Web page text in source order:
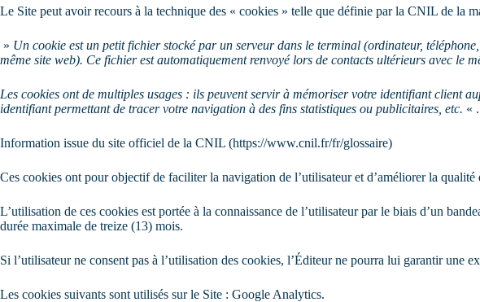
Le Site peut avoir recours à la technique des « cookies » telle que définie par la CNIL de la
» Un cookie est un petit fichier stocké par un serveur dans le terminal (ordinateur,
même site web). Ce fichier est automatiquement renvoyé lors de contacts ultérieurs avec le
Les cookies ont de multiples usages : ils peuvent servir à mémoriser votre identifiant client
identifiant permettant de tracer votre navigation à des fins statistiques ou publicitaires, etc. « .
Information issue du site officiel de la CNIL (https://www.cnil.fr/fr/glossaire)
Ces cookies ont pour objectif de faciliter la navigation de l’utilisateur et d’améliorer la
L’utilisation de ces cookies est portée à la connaissance de l’utilisateur par le biais d’un
durée maximale de treize (13) mois.
Si l’utilisateur ne consent pas à l’utilisation des cookies, l’Éditeur ne pourra lui garantir une
Les cookies suivants sont utilisés sur le Site : Google Analytics.